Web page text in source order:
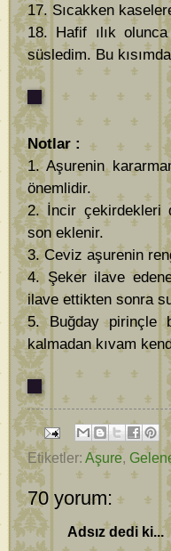
17. Sıcakken
18. Hafif ılık
süsledim. Bu
Notlar :
1. Aşurenin
önemlidir.
2. İncir çekirdekleri
son eklenir.
3. Ceviz aşurenin
4. Şeker ilave
ilave ettikten sonra
5. Buğday pirinçle
kalmadan kıvam
Etiketler: Aşure,
70 yorum:
Adsız dedi ki...